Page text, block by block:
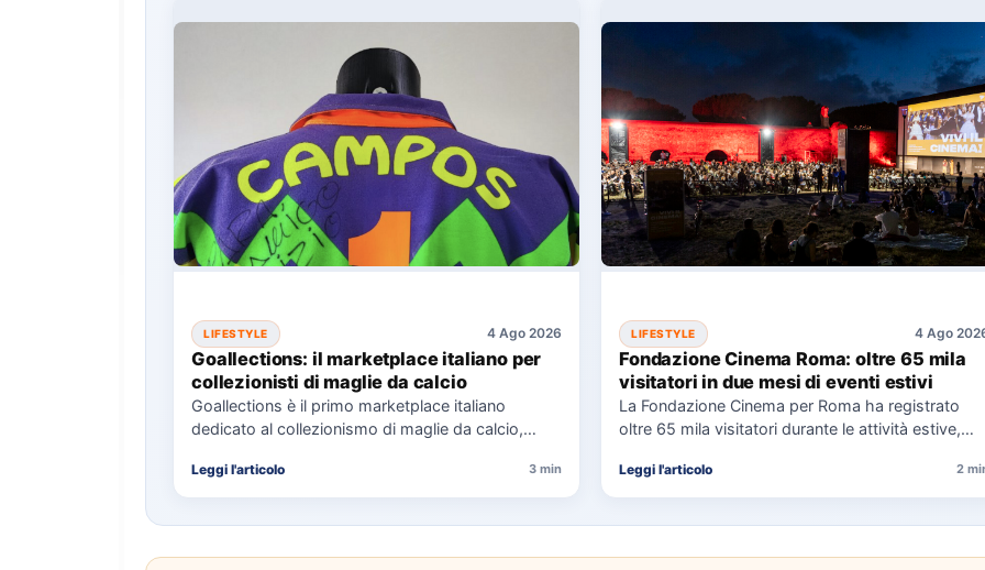
LIFESTYLE 4 Ago 2026
Goallections: il marketplace italiano per
collezionisti di maglie da calcio
Goallections è il primo marketplace italiano
dedicato al collezionismo di maglie da calcio,
Leggi l'articolo 3 min
LIFESTYLE 4 Ago
Fondazione Cinema Roma: oltre 65 mila
visitatori in due mesi di eventi estivi
La Fondazione Cinema per Roma ha registrato
oltre 65 mila visitatori durante le attività estive,
Leggi l'articolo 2